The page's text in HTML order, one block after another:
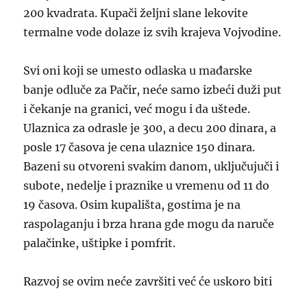
200 kvadrata. Kupači željni slane lekovite
termalne vode dolaze iz svih krajeva Vojvodine.
Svi oni koji se umesto odlaska u mađarske
banje odluče za Pačir, neće samo izbeći duži put
i čekanje na granici, već mogu i da uštede.
Ulaznica za odrasle je 300, a decu 200 dinara, a
posle 17 časova je cena ulaznice 150 dinara.
Bazeni su otvoreni svakim danom, uključujuči i
subote, nedelje i praznike u vremenu od 11 do
19 časova. Osim kupališta, gostima je na
raspolaganju i brza hrana gde mogu da naruče
palačinke, uštipke i pomfrit.
Razvoj se ovim neće završiti već će uskoro biti